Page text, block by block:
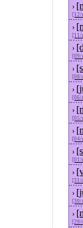
›
[12/
›
[11/
›
[09/
›
[08/
›
[06/
›
[05/
›
[04/
›
[01/
›
[31/
›
[30/
›
[29/